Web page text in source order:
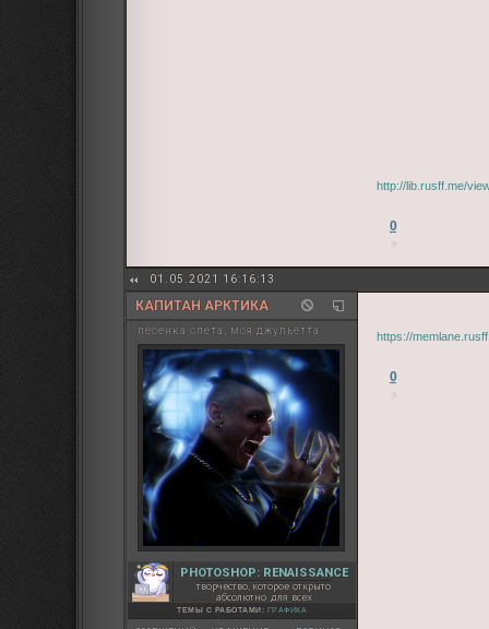
http://lib.rusff.me/
0
01.05.2021 16:16:13
КАПИТАН АРКТИКА
песенка спета, моя джульетта
PHOTOSHOP: RENAISSANCE
творчество, которое открыто
абсолютно для всех
ТЕМЫ С РАБОТАМИ: ГРАФИКА
https://
0